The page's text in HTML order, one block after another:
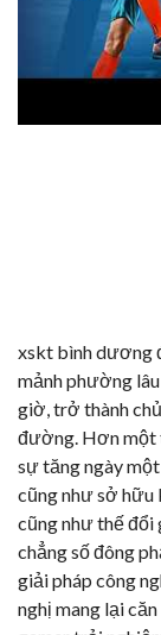
xskt bình dương
mảnh phường
giờ, trở thành
đường. Hơn một
sự tăng ngày
cũng như sở
cũng như thế đổi
chẳng số đông
giải pháp công
nghị mang lại